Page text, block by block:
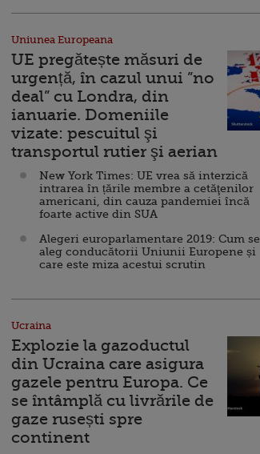
Uniunea Europeana
UE pregătește măsuri de
urgență, în cazul unui ”no
deal” cu Londra, din
ianuarie. Domeniile
vizate: pescuitul şi
transportul rutier şi aerian
New York Times: UE vrea să interzică
intrarea în țările membre a cetăţenilor
americani, din cauza pandemiei încă
foarte active din SUA
Alegeri europarlamentare 2019: Cum se
aleg conducătorii Uniunii Europene și
care este miza acestui scrutin
Ucraina
Explozie la gazoductul
din Ucraina care asigura
gazele pentru Europa. Ce
se întâmplă cu livrările de
gaze rusești spre
continent